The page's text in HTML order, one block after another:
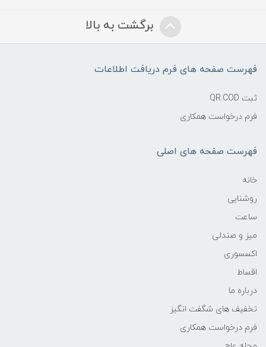
برگشت به بالا
فهرست صفحه های فرم دریافت اطلاعات
ثبت QR.COD
فرم درخواست همکاری
فهرست صفحه های اصلی
خانه
روشنایی
ساعت
میز و صندلی
اکسسوری
اقساط
درباره ما
تخفیف های شگفت انگیز
فرم درخواست همکاری